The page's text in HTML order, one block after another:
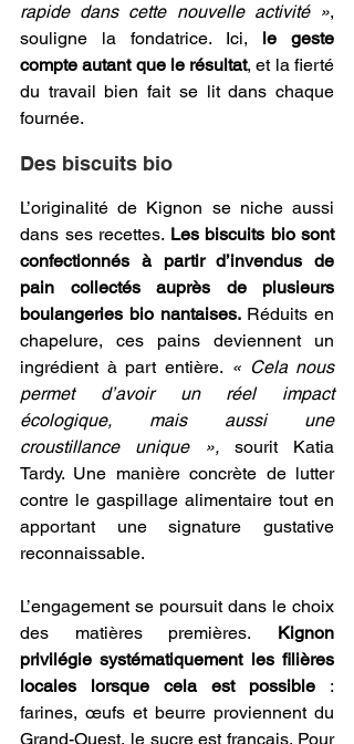
rapide dans cette nouvelle activité »,
souligne la fondatrice. Ici, le geste
compte autant que le résultat, et la fierté
du travail bien fait se lit dans chaque
fournée.
Des biscuits bio
L’originalité de Kignon se niche aussi
dans ses recettes. Les biscuits bio sont
confectionnés à partir d’invendus de
pain collectés auprès de plusieurs
boulangeries bio nantaises. Réduits en
chapelure, ces pains deviennent un
ingrédient à part entière. « Cela nous
permet d’avoir un réel impact
écologique, mais aussi une
croustillance unique », sourit Katia
Tardy. Une manière concrète de lutter
contre le gaspillage alimentaire tout en
apportant une signature gustative
reconnaissable.
L’engagement se poursuit dans le choix
des matières premières. Kignon
privilégie systématiquement les filières
locales lorsque cela est possible :
farines, œufs et beurre proviennent du
Grand-Ouest, le sucre est français. Pour